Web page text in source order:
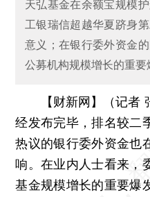
天弘基金在余额宝规模
工银瑞信超越华夏跻身
意义；在银行委外资金
公募机构规模增长的重要
【财新网】（记者
经发布完毕，排名较二
热议的银行委外资金也
响。在业内人士看来，
基金规模增长的重要爆